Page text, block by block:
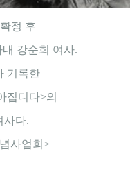
정 후
강순희 여사.
기록한
집디다>의
사다.
사업회>